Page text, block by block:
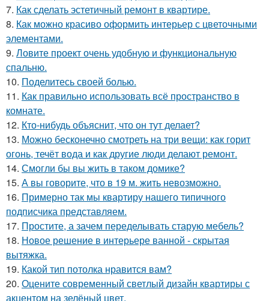
7. Как сделать эстетичный ремонт в квартире.
8. Как можно красиво оформить интерьер с цветочными
элементами.
9. Ловите проект очень удобную и функциональную
спальню.
10. Поделитесь своей болью.
11. Как правильно использовать всё пространство в
комнате.
12. Кто-нибудь объяснит, что он тут делает?
13. Можно бесконечно смотреть на три вещи: как горит
огонь, течёт вода и как другие люди делают ремонт.
14. Смогли бы вы жить в таком домике?
15. А вы говорите, что в 19 м. жить невозможно.
16. Примерно так мы квартиру нашего типичного
подписчика представляем.
17. Простите, а зачем переделывать старую мебель?
18. Новое решение в интерьере ванной - скрытая
вытяжка.
19. Какой тип потолка нравится вам?
20. Оцените современный светлый дизайн квартиры с
акцентом на зелёный цвет.